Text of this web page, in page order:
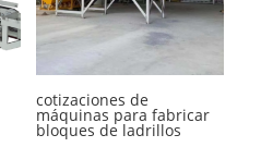
cotizaciones de
máquinas para fabricar
bloques de ladrillos